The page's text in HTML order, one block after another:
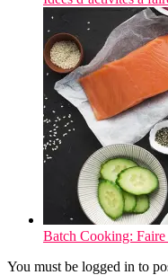
Batch Cooking: Faire
You must be logged in to